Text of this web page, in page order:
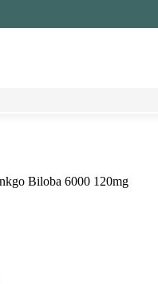
Biloba 6000 120mg